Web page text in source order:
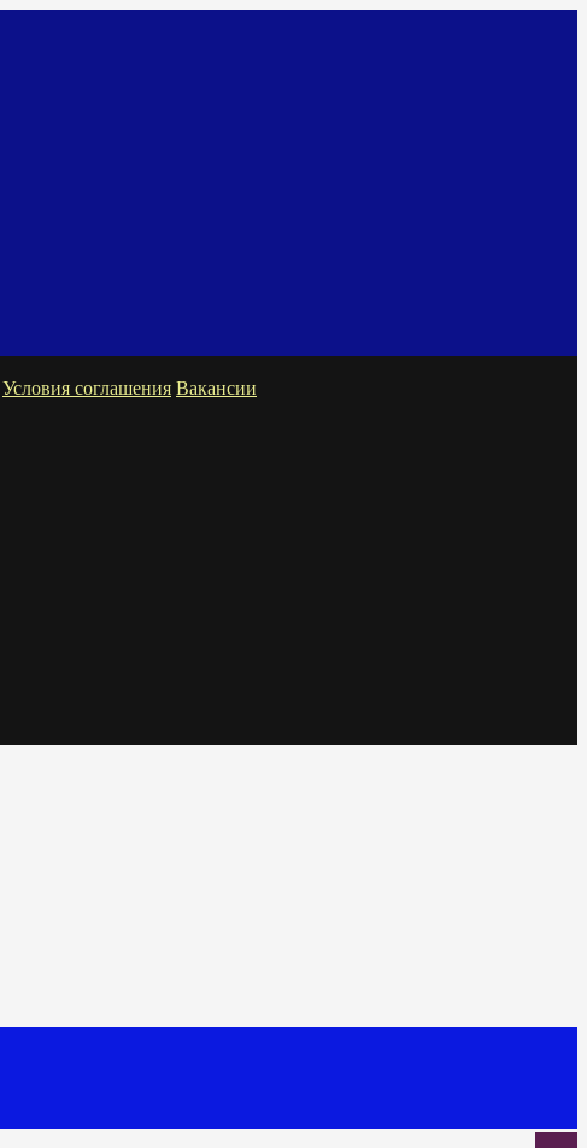
Условия соглашения Вакансии